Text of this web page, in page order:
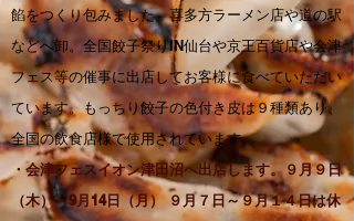
餡をつくり包みました。喜多方ラーメン店や道の駅
などへ卸。全国餃子祭りIN仙台や京王百貨店や会津
フェス等の催事に出店してお客様に食べていただい
ています。もっちり餃子の色付き皮は９種類あり、
全国の飲食店様で使用されています。
・会津フェスイオン津田沼へ出店します。９月９日
（木）～9月14日（月） ９月７日～９月１４日は休